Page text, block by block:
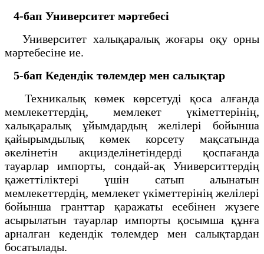
4-бап Университет мәртебесі
Университет халықаралық жоғары оқу орны
мәртебесіне ие.
5-бап Кедендік төлемдер мен салықтар
Техникалық көмек көрсетуді қоса алғанда
мемлекеттердің, мемлекет үкіметтерінің,
халықаралық ұйымдардың желілері бойынша
қайырымдылық көмек корсету мақсатында
әкелінетін акцизделінетіндерді қоспағанда
тауарлар импорты, сондай-ақ Университтердің
қажеттіліктері үшін сатып алынатын
мемлекеттердің, мемлекет үкіметтерінің желілері
бойынша гранттар қаражаты есебінен жүзеге
асырылатын тауарлар импорты қосымша құнға
арналған кедендік төлемдер мен салықтардан
босатылады.